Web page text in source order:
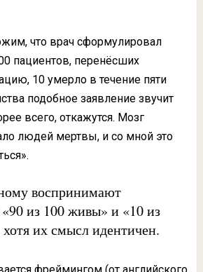
что врач сформулировал
пациентов, перенёсших
10 умерло в течение пяти
подобное заявление звучит
всего, откажутся. Мозг
людей мертвы, и со мной это
воспринимают
из 100 живы» и «10 из
их смысл идентичен.